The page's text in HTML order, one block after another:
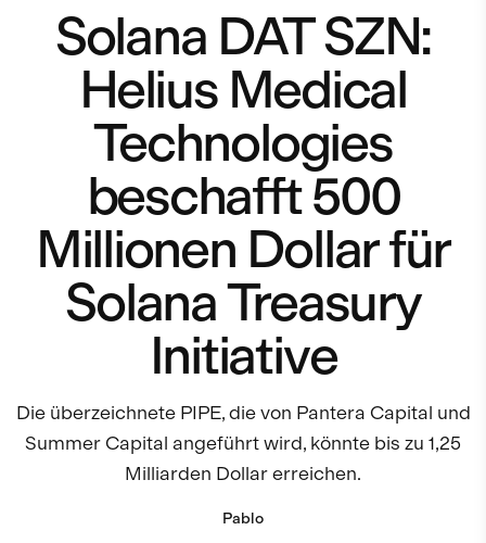
Solana DAT SZN:
Helius Medical
Technologies
beschafft 500
Millionen Dollar für
Solana Treasury
Initiative
Die überzeichnete PIPE, die von Pantera Capital und
Summer Capital angeführt wird, könnte bis zu 1,25
Milliarden Dollar erreichen.
Pablo